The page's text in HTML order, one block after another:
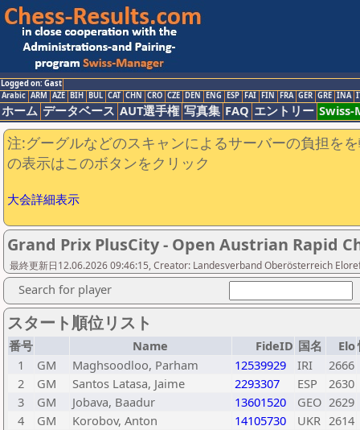
Logged on: Gast
Arabic ARM AZE BIH BUL CAT CHN CRO CZE DEN ENG ESP FAI FIN FRA GER GRE INA
ホーム データベース AUT選手権 写真集 FAQ エントリー
注:グーグルなどのスキャンによるサーバーの負担を
の表示はこのボタンをクリック
大会詳細表示
Grand Prix PlusCity - Open Austrian Rapid
最終更新日12.06.2026 09:46:15, Creator: Landesverband Oberösterreich
Search for player
スタート順位リスト
番号 Name FideID 国名 Elo
1
GM Maghsoodloo, Parham 12539929 IRI
2666
2
GM Santos Latasa, Jaime 2293307 ESP
2630
3
GM Jobava, Baadur 13601520 GEO 2629
4
GM Korobov, Anton 14105730 UKR 2614